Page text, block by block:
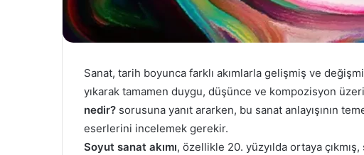
Sanat, tarih boyunca farklı akımlarla gelişmiş ve
yıkarak tamamen duygu, düşünce ve kompozisyon
nedir? sorusuna yanıt ararken, bu sanat anlayışının
eserlerini incelemek gerekir.
Soyut sanat akımı, özellikle 20. yüzyılda ortaya